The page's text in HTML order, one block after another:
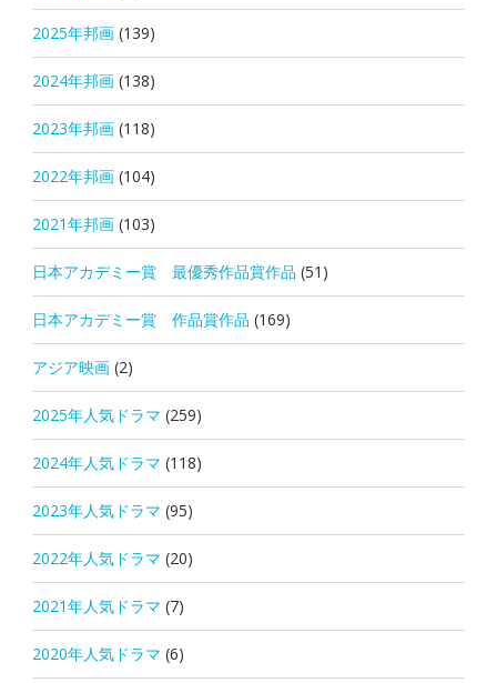
2025年邦画 (139)
2024年邦画 (138)
2023年邦画 (118)
2022年邦画 (104)
2021年邦画 (103)
日本アカデミー賞 最優秀作品賞作品 (51)
日本アカデミー賞 作品賞作品 (169)
アジア映画 (2)
2025年人気ドラマ (259)
2024年人気ドラマ (118)
2023年人気ドラマ (95)
2022年人気ドラマ (20)
2021年人気ドラマ (7)
2020年人気ドラマ (6)